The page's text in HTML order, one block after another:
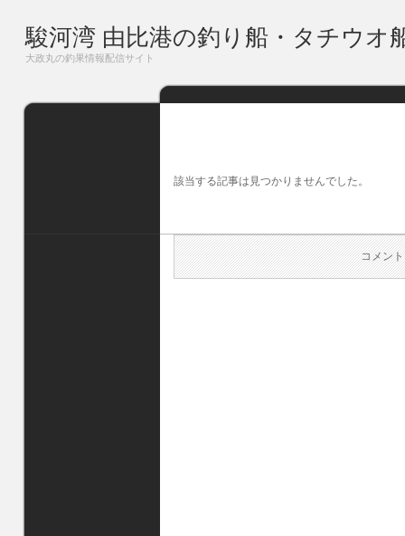
駿河湾 由比港の釣り船・タチウオ
大政丸の釣果情報配信サイト
該当する記事は見つかりませんでした。
コメン